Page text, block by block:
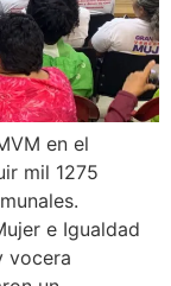
en el
mil 1275
e Igualdad
vocera